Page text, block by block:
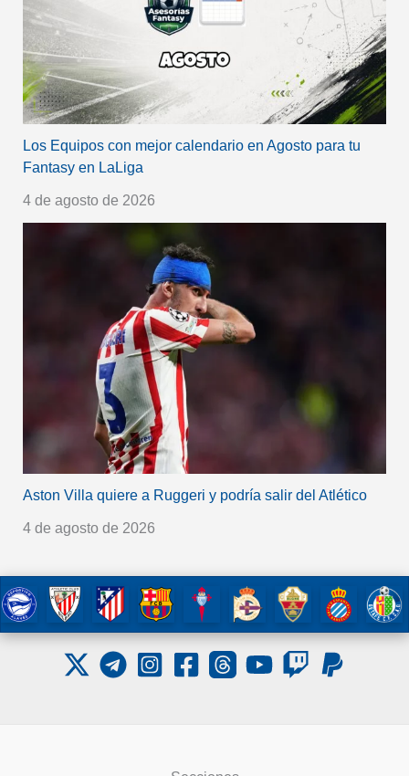
Los Equipos con mejor calendario en Agosto para tu
Fantasy en LaLiga
4 de agosto de 2026
Aston Villa quiere a Ruggeri y podría salir del Atlético
4 de agosto de 2026